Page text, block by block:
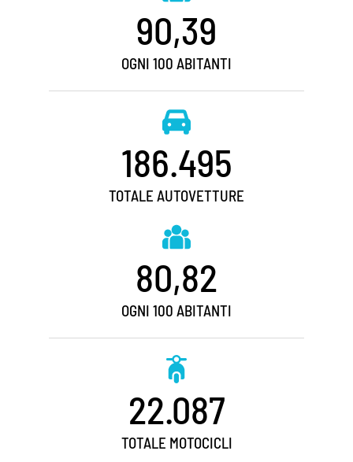
90,39
OGNI 100 ABITANTI
186.495
TOTALE AUTOVETTURE
80,82
OGNI 100 ABITANTI
22.087
TOTALE MOTOCICLI